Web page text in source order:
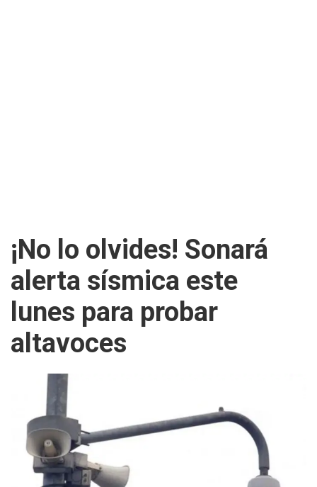
¡No lo olvides! Sonará
alerta sísmica este
lunes para probar
altavoces